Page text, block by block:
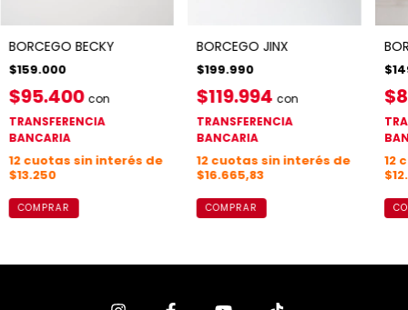
BORCEGO BECKY
$159.000
$95.400 con
TRANSFERENCIA
BANCARIA
12cuotas sin interés de
$13.250
COMPRAR
BORCEGO JINX
$199.990
$119.994 con
TRANSFERENCIA
BANCARIA
12cuotas sin interés de
$16.665,83
COMPRAR
12